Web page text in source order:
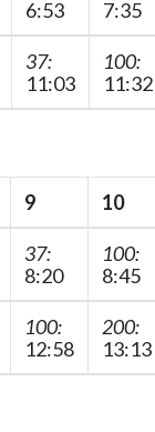
6:53
7:35
37:
11:03
100:
11:32
9 10
37:
8:20
100:
8:45
100:
12:58
200:
13:13